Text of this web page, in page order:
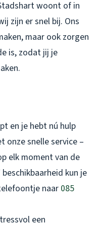
woont of in
zijn er snel bij. Ons
maar ook zorgen
is, zodat jij je
en je hebt nú hulp
onze snelle service –
elk moment van de
kun je
naar085
een